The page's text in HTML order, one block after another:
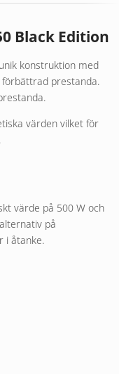
Black Edition
konstruktion med
prestanda.
värden vilket för
värde på 500 W och
på
i åtanke.